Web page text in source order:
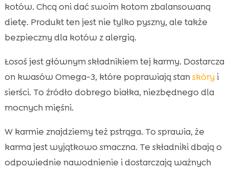
kotów. Chcą oni dać swoim kotom zbalansowaną
dietę. Produkt ten jest nie tylko pyszny, ale także
bezpieczny dla kotów z alergią.
Łosoś jest głównym składnikiem tej karmy. Dostarcza
on kwasów Omega-3, które poprawiają stan skóry i
sierści. To źródło dobrego białka, niezbędnego dla
mocnych mięśni.
W karmie znajdziemy też pstrąga. To sprawia, że
karma jest wyjątkowo smaczna. Te składniki dbają o
odpowiednie nawodnienie i dostarczają ważnych